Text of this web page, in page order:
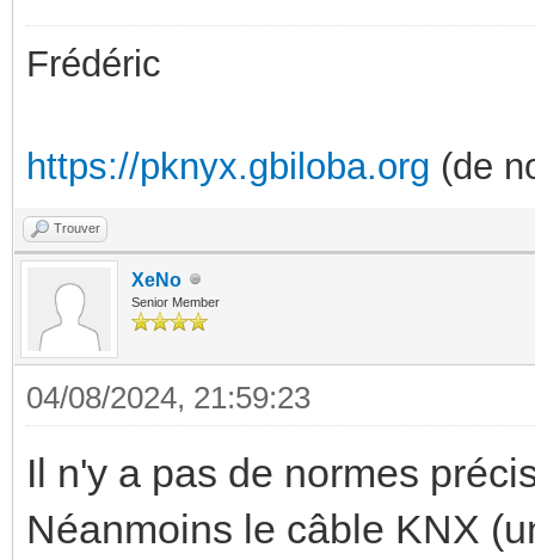
Frédéric
https://pknyx.gbiloba.org (de
Trouver
XeNo
Senior Member
04/08/2024, 21:59:23
Il n'y a pas de normes
Néanmoins le câble KNX